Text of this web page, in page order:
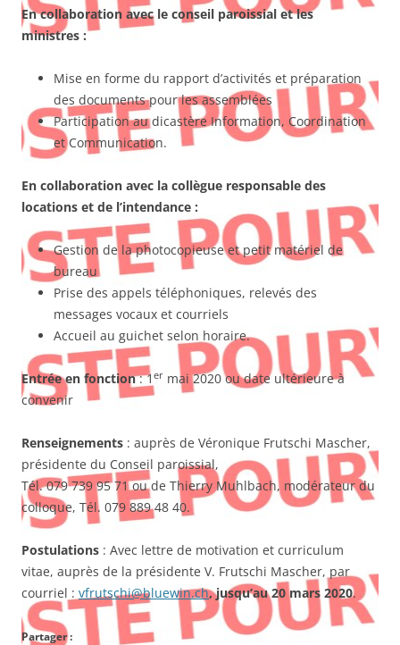
En collaboration avec le conseil paroissial et les
ministres :
Mise en forme du rapport d’activités et préparation
des documents pour les assemblées
Participation au dicastère Information, Coordination
et Communication.
En collaboration avec la collègue responsable des
locations et de l’intendance :
Gestion de la photocopieuse et petit matériel de
bureau
Prise des appels téléphoniques, relevés des
messages vocaux et courriels
Accueil au guichet selon horaire.
Entrée en fonction: 1 er mai 2020 ou date ultérieure à
convenir
Renseignements : auprès de Véronique Frutschi Mascher,
présidente du Conseil paroissial,
Tél. 079 739 95 71 ou de Thierry Muhlbach, modérateur du
colloque, Tél. 079 889 48 40.
Postulations : Avec lettre de motivation et curriculum
vitae, auprès de la présidente V. Frutschi Mascher, par
courriel : vfrutschi@bluewin.ch, jusqu’au 20 mars 2020.
Partager :